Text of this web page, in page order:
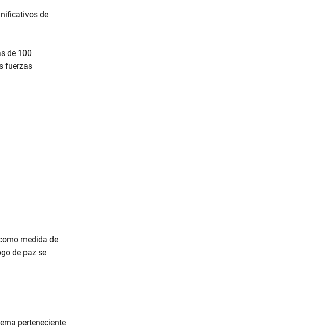
de
de 100
fuerzas
medida de
de paz se
perteneciente